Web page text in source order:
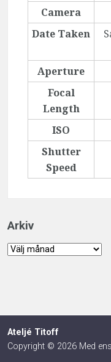
Camera
Date Taken
Aperture
Focal
Length
ISO
Shutter
Speed
Arkiv
Arkiv
Ateljé Titoff
Copyright © 2026 Med